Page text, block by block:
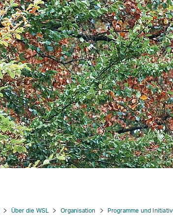
Über die WSL Organisation
Programme und